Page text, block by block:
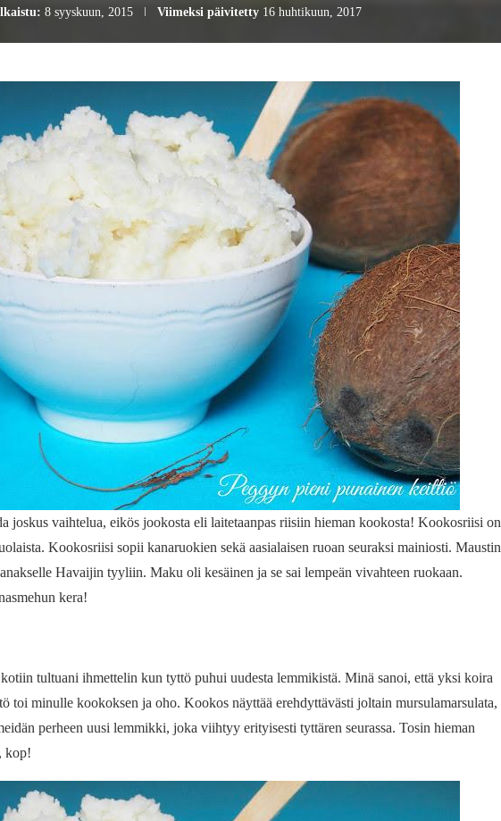
8 syyskuun, 2015 Viimeksi päivitetty 16 huhtikuun, 2017
joskus vaihtelua, eikös jookosta eli laitetaanpas riisiin hieman kookosta! Kookosriisi on
Kookosriisi sopii kanaruokien sekä aasialaisen ruoan seuraksi mainiosti. Maustin
Havaijin tyyliin. Maku oli kesäinen ja se sai lempeän vivahteen ruokaan.
kera!
tultuani ihmettelin kun tyttö puhui uudesta lemmikistä. Minä sanoi, että yksi koira
toi minulle kookoksen ja oho. Kookos näyttää erehdyttävästi joltain mursulamarsulata,
perheen uusi lemmikki, joka viihtyy erityisesti tyttären seurassa. Tosin hieman
kop!